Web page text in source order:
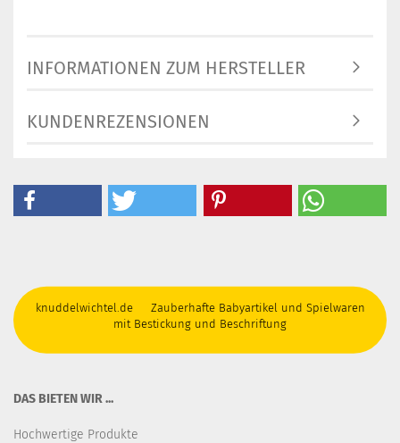
INFORMATIONEN ZUM HERSTELLER
KUNDENREZENSIONEN
knuddelwichtel.de Zauberhafte Babyartikel und Spielwaren
mit Bestickung und Beschriftung
DAS BIETEN WIR ...
Hochwertige Produkte